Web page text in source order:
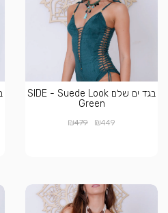
בגד ים שלם SIDE - Suede Look
Green
₪449
₪479